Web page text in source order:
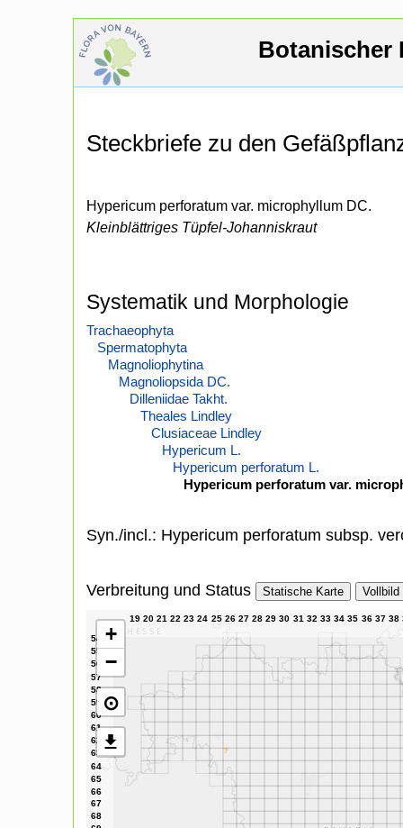
Botanischer
Steckbriefe zu den
Hypericum perforatum var. microphyllum DC.
Kleinblättriges Tüpfel-Johanniskraut
Systematik und Morphologie
Trachaeophyta
Spermatophyta
Magnoliophytina
Magnoliopsida DC.
Dilleniidae Takht.
Theales Lindley
Clusiaceae Lindley
Hypericum L.
Hypericum perforatum L.
Hypericum perforatum var.
Syn./incl.: Hypericum perforatum subsp.
Verbreitung und Status Statische Karte Vollbild
+
−
⊙